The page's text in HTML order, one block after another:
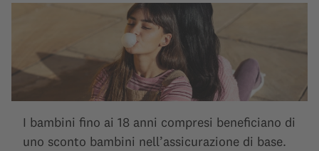
I bambini fino ai 18 anni compresi beneficiano di
uno sconto bambini nell’assicurazione di base.